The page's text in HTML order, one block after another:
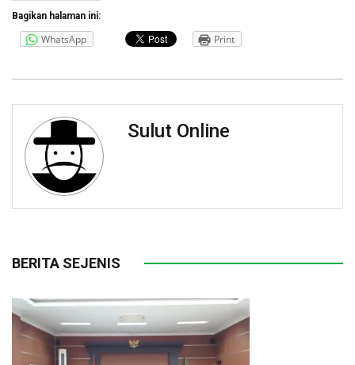
Bagikan halaman ini:
WhatsApp Print
Sulut Online
BERITA SEJENIS